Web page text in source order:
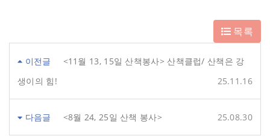
목록
이전글
<11월 13, 15일 산책봉사> 산책클럽/ 산책은 강
생이의 힘!
25.11.16
다음글 <8월 24, 25일 산책 봉사> 25.08.30